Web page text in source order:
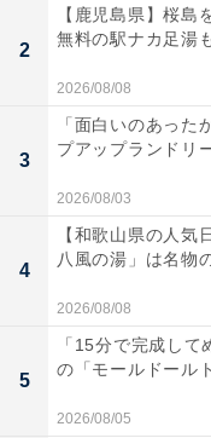
2
【鹿児島県】桜島
無料の駅ナカ足湯
2026/08/08
3
「面白いのあった
プアップランドリ
2026/08/03
4
【和歌山県の人気
八風の湯」は名物
2026/08/08
5
「15分で完成し
の「モールドール
2026/08/05